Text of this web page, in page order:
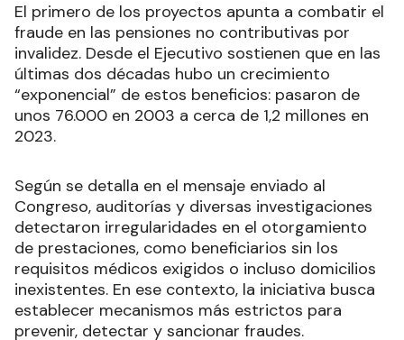
El primero de los proyectos apunta a combatir el
fraude en las pensiones no contributivas por
invalidez. Desde el Ejecutivo sostienen que en las
últimas dos décadas hubo un crecimiento
“exponencial” de estos beneficios: pasaron de
unos 76.000 en 2003 a cerca de 1,2 millones en
2023.
Según se detalla en el mensaje enviado al
Congreso, auditorías y diversas investigaciones
detectaron irregularidades en el otorgamiento
de prestaciones, como beneficiarios sin los
requisitos médicos exigidos o incluso domicilios
inexistentes. En ese contexto, la iniciativa busca
establecer mecanismos más estrictos para
prevenir, detectar y sancionar fraudes.